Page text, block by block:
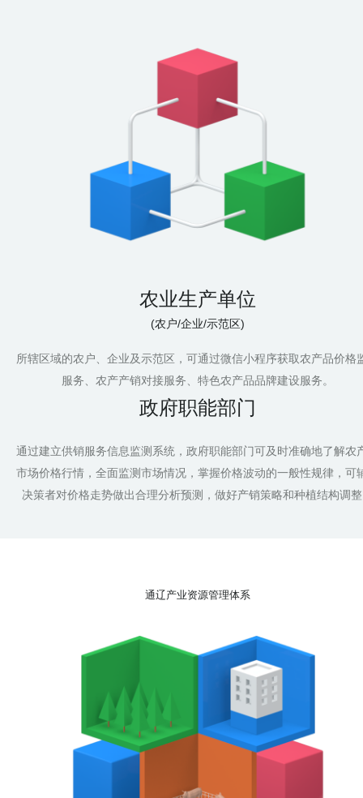
农业生产单位
(农户/企业/示范区)
所辖区域的农户、企业及示范区，可通过微信小程序获取农产品价格
服务、农产产销对接服务、特色农产品品牌建设服务。
政府职能部门
通过建立供销服务信息监测系统，政府职能部门可及时准确地了解农
市场价格行情，全面监测市场情况，掌握价格波动的一般性规律，可
决策者对价格走势做出合理分析预测，做好产销策略和种植结构调
通辽产业资源管理体系